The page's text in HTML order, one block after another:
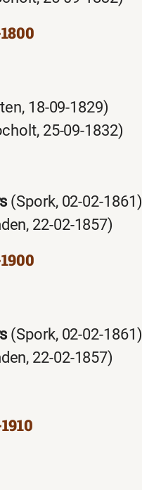
18-09-1829)
25-09-1832)
(Spork, 02-02-1861)
22-02-1857)
(Spork, 02-02-1861)
22-02-1857)